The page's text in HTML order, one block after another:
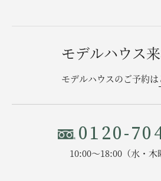
モデルハウス
モデルハウスのご予約は
0120-
10:00〜18:00（水・木